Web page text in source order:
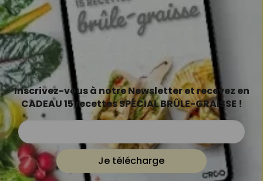
Inscrivez-vous à notre Newsletter et recevez en
CADEAU 15 recettes SPÉCIAL BRÛLE-GRAISSE !
Je télécharge